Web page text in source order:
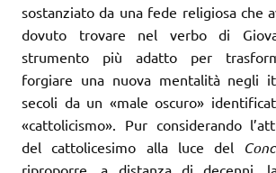
sostanziato da una fede religiosa che
dovuto trovare nel verbo di
strumento più adatto per
forgiare una nuova mentalità negli
secoli da un «male oscuro»
«cattolicismo». Pur considerando
del cattolicesimo alla luce del